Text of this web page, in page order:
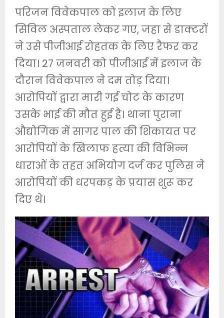
परिजन विवेकपाल को इलाज के लिए
सिविल अस्पताल लेकर गए, जहा से डाक्टरों
ने उसे पीजीआई रोहतक के लिए रैफर कर
दिया। 27 जनवरी को पीजीआई में इलाज के
दौरान विवेकपाल ने दम तोड़ दिया।
आरोपियों द्वारा मारी गई चोट के कारण
उसके भाई की मौत हुई है। थाना पुराना
औद्योगिक में सागर पाल की शिकायत पर
आरोपियों के खिलाफ हत्या की विभिन्न
धाराओं के तहत अभियोग दर्ज कर पुलिस ने
आरोपियों की धरपकड़ के प्रयास शुरू कर
दिए थे।